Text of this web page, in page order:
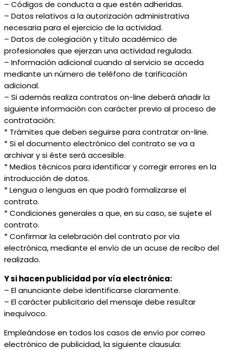
– Códigos de conducta a que estén adheridas.
– Datos relativos a la autorización administrativa
necesaria para el ejercicio de la actividad.
– Datos de colegiación y título académico de
profesionales que ejerzan una actividad regulada.
– Información adicional cuando al servicio se acceda
mediante un número de teléfono de tarificación
adicional.
– Si además realiza contratos on-line deberá añadir la
siguiente información con carácter previo al proceso de
contratación:
* Trámites que deben seguirse para contratar on-line.
* Si el documento electrónico del contrato se va a
archivar y si éste será accesible.
* Medios técnicos para identificar y corregir errores en la
introducción de datos.
* Lengua o lenguas en que podrá formalizarse el
contrato.
* Condiciones generales a que, en su caso, se sujete el
contrato.
* Confirmar la celebración del contrato por vía
electrónica, mediante el envío de un acuse de recibo del
realizado.
Y si hacen publicidad por vía electrónica:
– El anunciante debe identificarse claramente.
– El carácter publicitario del mensaje debe resultar
inequívoco.
Empleándose en todos los casos de envío por correo
electrónico de publicidad, la siguiente clausula: